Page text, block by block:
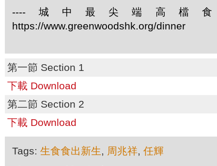
----城中最尖端高檔
https://www.greenwoodshk.org/dinner
第一節 Section 1
下載 Download
第二節 Section 2
下載 Download
Tags: 生食食出新生, 周兆祥, 任輝